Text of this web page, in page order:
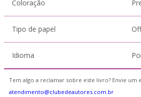
Coloração
Tipo de papel
Idioma
Tem algo a reclamar sobre este livro? Envie um
atendimento@clubedeautores.com.br